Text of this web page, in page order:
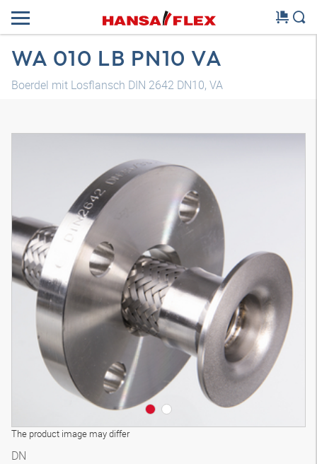
WA 010 LB PN10 VA
Boerdel mit Losflansch DIN 2642 DN10, VA
The product image may differ
DN